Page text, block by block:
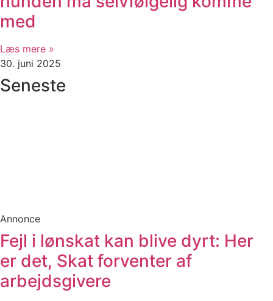
med
Læs mere »
30. juni 2025
Seneste
Annonce
Fejl i lønskat kan blive dyrt: Her
er det, Skat forventer af
arbejdsgivere